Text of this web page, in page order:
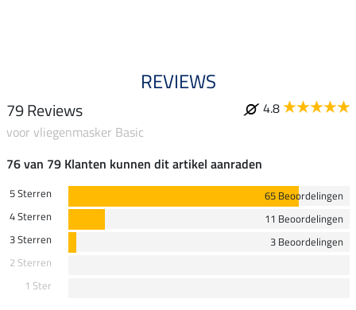
REVIEWS
79 Reviews
4.8
voor vliegenmasker Basic
76 van 79 Klanten kunnen dit artikel aanraden
5 Sterren
65 Beoordelingen
4 Sterren
11 Beoordelingen
3 Sterren
3 Beoordelingen
2 Sterren
1 Ster